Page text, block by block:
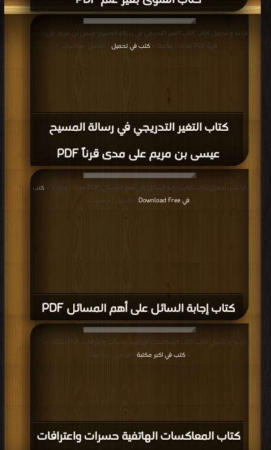
كتاب التغير التدريجي في رسالة المسيح
عيسى بن مريم على مدى قرناً PDF
قراءة و تحميل كتاب كتاب التغير التدريجي في رسالة المسيح عيسى بن مريم على مدى
قرناً PDF مجانا | مكتبة >
كتب في تحميل | التحميل : مرة/مرات
كتاب إجابة السائل على أهم المسائل PDF
قراءة و تحميل كتاب كتاب إجابة السائل على أهم المسائل PDF مجانا | مكتبة >
كتب
في Download Free
| التحميل : مرة/مرات
كتاب المعاكسات الهاتفية حسرات واعترافات
قراءة و تحميل كتاب كتاب المعاكسات الهاتفية حسرات واعترافات PDF مجانا | مكتبة
> كتب في اكبر مكتبة | التحميل : مرة/مرات